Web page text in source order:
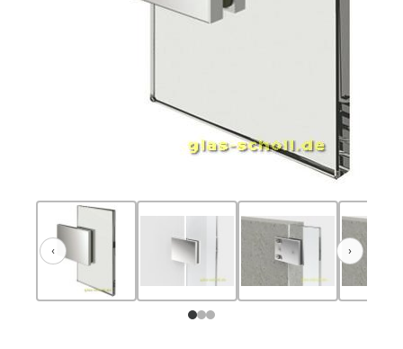
‹
Zurück
›
Weiter